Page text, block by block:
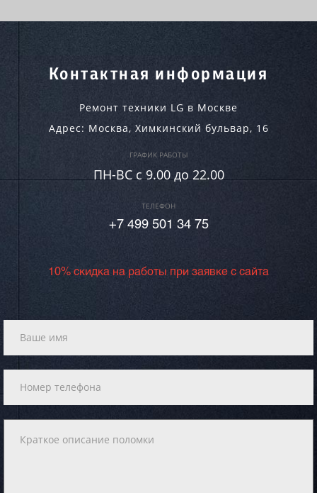
Контактная информация
Ремонт техники LG в Москве
Адрес: Москва, Химкинский бульвар, 16
ГРАФИК РАБОТЫ
ПН-ВC c 9.00 до 22.00
ТЕЛЕФОН
+7 499 501 34 75
10% скидка на работы при заявке с сайта